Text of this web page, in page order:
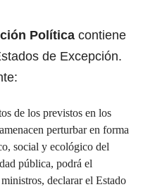
Política contiene
de Excepción.
de los previstos en los
perturbar en forma
social y ecológico del
pública, podrá el
declarar el Estado